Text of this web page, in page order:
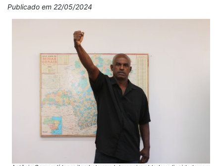
Publicado em 22/05/2024